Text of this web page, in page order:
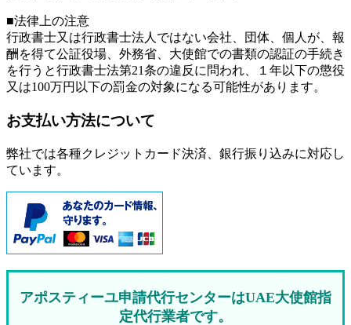
■法律上の注意
行政書士又は行政書士法人ではない会社、団体、個人が、報
酬を得て公証役場、外務省、大使館での書類の認証の手続き
を行うと行政書士法第21条の違反に問われ、
１年以下の懲役
又は100万円以下の罰金の対象になる可能性があります。
お支払い方法について
弊社では各種クレジットカード決済、銀行振り込みに対応し
ています。
アポスティーユ申請代行センターはUAE大使館指
定代行業者です。